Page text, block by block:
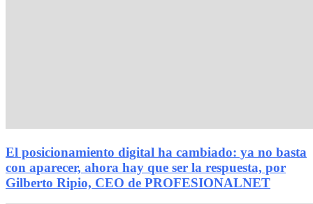
El posicionamiento digital ha cambiado: ya no basta
con aparecer, ahora hay que ser la respuesta, por
Gilberto Ripio, CEO de PROFESIONALNET